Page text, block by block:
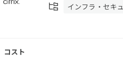
インフラ・セキ
コスト